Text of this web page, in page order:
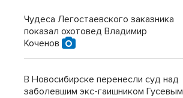
Чудеса Легостаевского заказника
показал охотовед Владимир
Коченов
В Новосибирске перенесли суд над
заболевшим экс-гаишником Гусевым